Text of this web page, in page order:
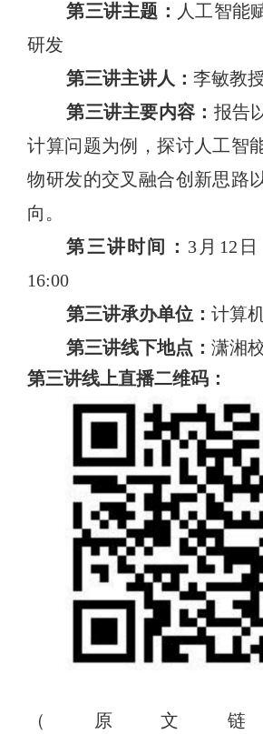
第三讲主题： 人工智能
研发
第三讲主讲人：李敏教
第三讲主要内容： 报告
计算问题为例，探讨人工智
物研发的交叉融合创新思路
向。
第三讲时间： 3月12
16:00
第三讲承办单位：计算
第三讲线下地点：潇湘
第三讲线上直播二维码：
（原文